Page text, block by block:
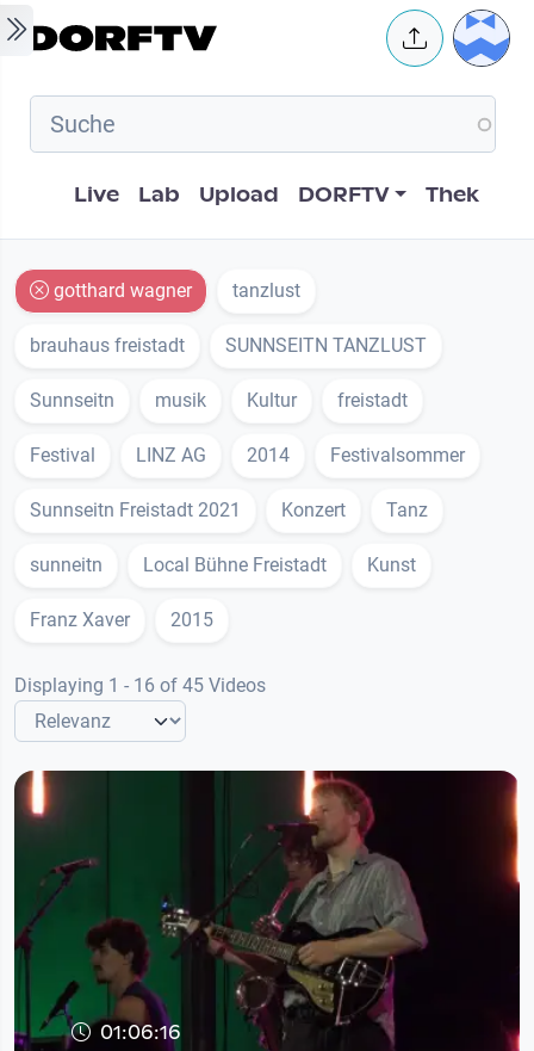
Skip to main content User
Hauptnavigation
Live Lab Upload DORFTV Thek
gotthard wagner tanzlust
brauhaus freistadt SUNNSEITN TANZLUST
Sunnseitn musik Kultur freistadt
Festival LINZ AG 2014 Festivalsommer
Sunnseitn Freistadt 2021 Konzert Tanz
sunneitn Local Bühne Freistadt Kunst
Franz Xaver 2015
Displaying 1 - 16 of 45 Videos
01:06:16